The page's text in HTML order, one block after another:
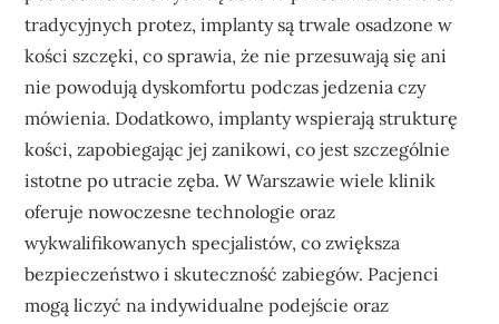
tradycyjnych protez, implanty są trwale osadzone w
kości szczęki, co sprawia, że nie przesuwają się ani
nie powodują dyskomfortu podczas jedzenia czy
mówienia. Dodatkowo, implanty wspierają strukturę
kości, zapobiegając jej zanikowi, co jest szczególnie
istotne po utracie zęba. W Warszawie wiele klinik
oferuje nowoczesne technologie oraz
wykwalifikowanych specjalistów, co zwiększa
bezpieczeństwo i skuteczność zabiegów. Pacjenci
mogą liczyć na indywidualne podejście oraz